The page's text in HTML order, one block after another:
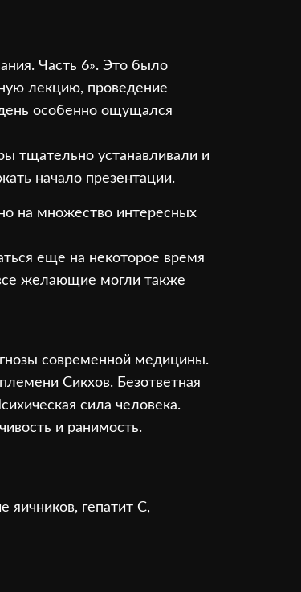
Часть 6». Это было
лекцию, проведение
особенно ощущался
тщательно устанавливали и
начало презентации.
на множество интересных
еще на некоторое время
желающие могли также
современной медицины.
Сикхов. Безответная
сила человека.
и ранимость.
яичников, гепатит С,